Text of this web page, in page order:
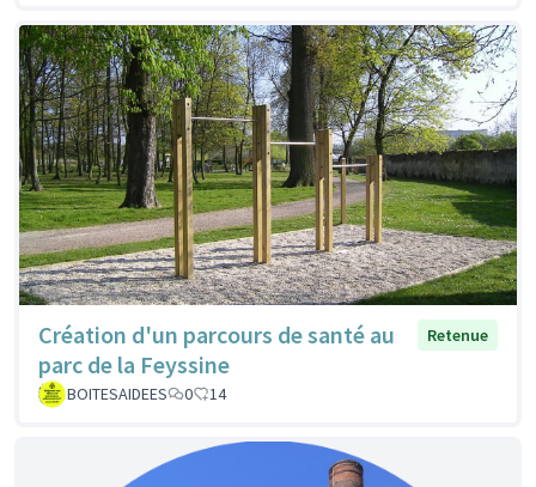
Création d'un parcours de santé au
parc de la Feyssine
Retenue
BOITESAIDEES 0 14